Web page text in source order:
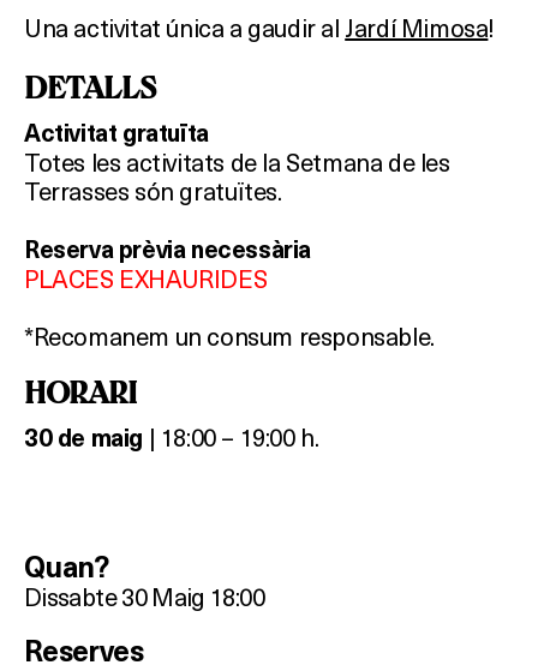
Una activitat única a gaudir al Jardí Mimosa!
DETALLS
Activitat gratuïta
Totes les activitats de la Setmana de les
Terrasses són gratuïtes.
Reserva prèvia necessària
PLACES EXHAURIDES
*Recomanem un consum responsable.
HORARI
30 de maig | 18:00 – 19:00 h.
Quan?
Dissabte 30 Maig 18:00
Reserves